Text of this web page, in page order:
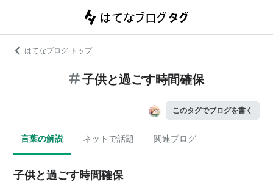
はてなブログ トップ
子供と過ごす時間確保
このタグでブログを書く
言葉の解説 ネットで話題 関連ブログ
子供と過ごす時間確保